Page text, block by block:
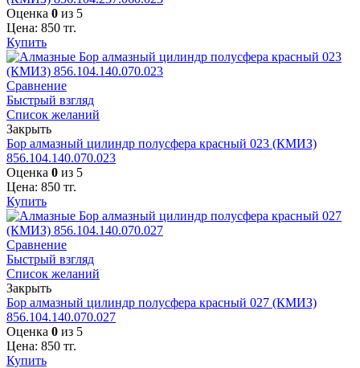
Оценка 0 из 5
Цена: 850 тг.
Купить
Сравнение
Быстрый взгляд
Список желаний
Закрыть
Бор алмазный цилиндр полусфера красный 023 (КМИЗ)
856.104.140.070.023
Оценка 0 из 5
Цена: 850 тг.
Купить
Сравнение
Быстрый взгляд
Список желаний
Закрыть
Бор алмазный цилиндр полусфера красный 027 (КМИЗ)
856.104.140.070.027
Оценка 0 из 5
Цена: 850 тг.
Купить